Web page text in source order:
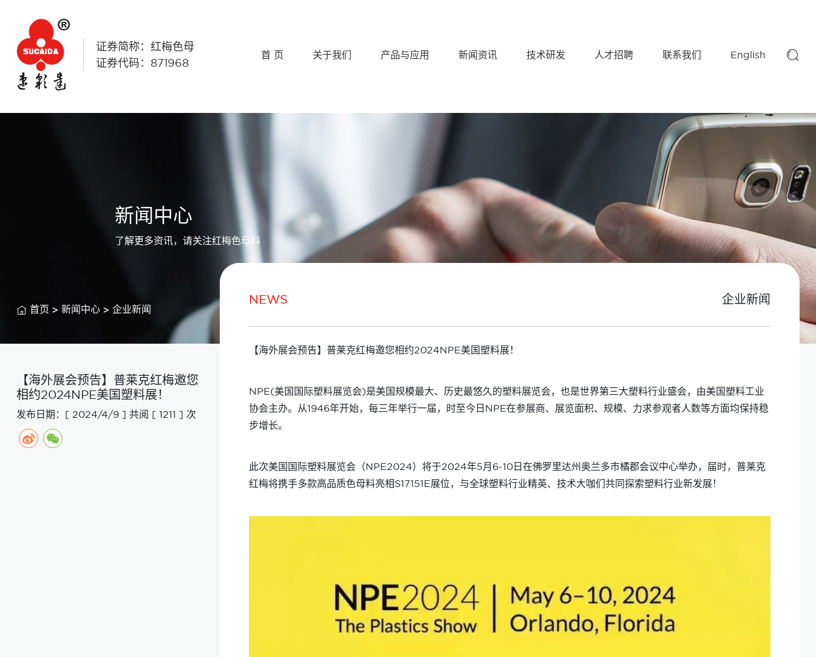
证券简称：红梅色母
证券代码：871968
首 页 关于我们 产品与应用 新闻资讯 技术研发 人才招聘 联系我们 English 
新闻中心
了解更多资讯，请关注红梅色母料
 首页 > 新闻中心 > 企业新闻
【海外展会预告】普莱克红梅邀您
相约2024NPE美国塑料展！
发布日期：[ 2024/4/9 ] 共阅 [ 1211 ] 次
NEWS 企业新闻
【海外展会预告】普莱克红梅邀您相约2024NPE美国塑料展！
NPE(美国国际塑料展览会)是美国规模最大、历史最悠久的塑料展览会，也是世界第三大塑料行业盛会，由美国塑料工业
协会主办。从1946年开始，每三年举行一届，时至今日NPE在参展商、展览面积、规模、力求参观者人数等方面均保持稳
步增长。
此次美国国际塑料展览会（NPE2024）将于2024年5月6-10日在佛罗里达州奥兰多市橘郡会议中心举办，届时，普莱克
红梅将携手多款高品质色母料亮相S17151E展位，与全球塑料行业精英、技术大咖们共同探索塑料行业新发展！